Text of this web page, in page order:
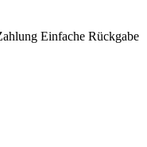
Einfache Rückgabe